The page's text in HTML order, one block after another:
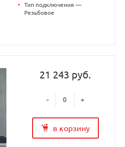
•
Тип подключения —
Резьбовое
21 243 руб.
- +
в корзину